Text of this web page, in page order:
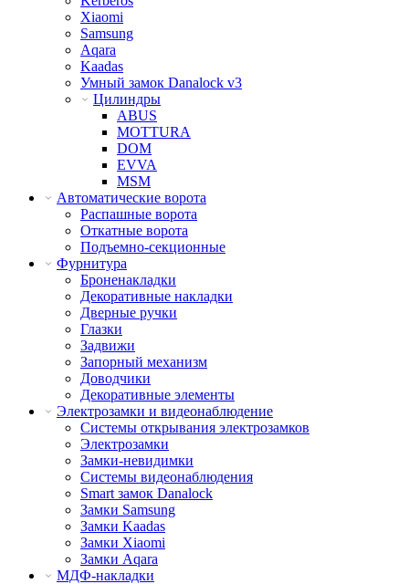
Xiaomi
Samsung
Aqara
Kaadas
Умный замок Danalock v3
Цилиндры
ABUS
MOTTURA
DOM
EVVA
MSM
Автоматические ворота
Распашные ворота
Откатные ворота
Подъемно-секционные
Фурнитура
Броненакладки
Декоративные накладки
Дверные ручки
Глазки
Задвижи
Запорный механизм
Доводчики
Декоративные элементы
Электрозамки и видеонаблюдение
Системы открывания электрозамков
Электрозамки
Замки-невидимки
Системы видеонаблюдения
Smart замок Danalock
Замки Samsung
Замки Kaadas
Замки Xiaomi
Замки Aqara
МДФ-накладки